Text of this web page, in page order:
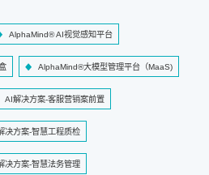
AlphaMind® AI视觉感知平台
AlphaMind®大模型管理平台（MaaS)
AI解决方案-客服营销案前置
决方案-智慧工程质检
决方案-智慧法务管理